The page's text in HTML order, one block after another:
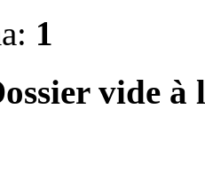
1
vide à